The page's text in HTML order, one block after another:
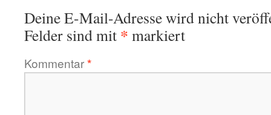
Deine E-Mail-Adresse wird nicht
Felder sind mit * markiert
Kommentar*